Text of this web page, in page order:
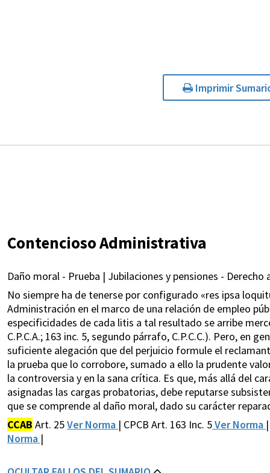
Imprimir
Contencioso Administrativa
Daño moral - Prueba | Jubilaciones y pensiones - Derecho
No siempre ha de tenerse por configurado «res ipsa
Administración en el marco de una relación de empleo
especificidades de cada litis a tal resultado se arribe
C.P.C.A.; 163 inc. 5, segundo párrafo, C.P.C.C.). Pero, en
suficiente alegación que del perjuicio formule el
la prueba que lo corrobore, sumado a ello la prudente
la controversia y en la sana crítica. Es que, más allá del
asignadas las cargas probatorias, debe reputarse
que se comprende al daño moral, dado su carácter
CCAB Art. 25Ver Norma | CPCB Art. 163 Inc. 5Ver Norma
Norma |